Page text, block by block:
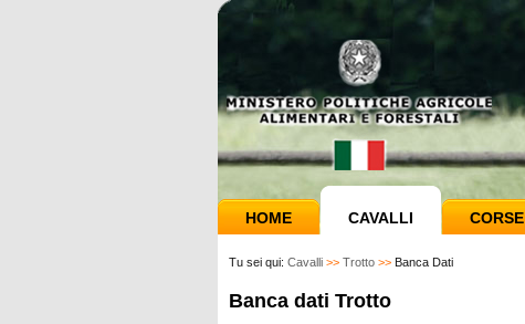
HOME CAVALLI CORSE
Tu sei qui: Cavalli >> Trotto >> Banca Dati
Banca dati Trotto